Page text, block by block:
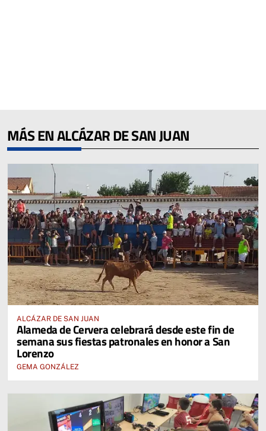
MÁS EN ALCÁZAR DE SAN JUAN
ALCÁZAR DE SAN JUAN
Alameda de Cervera celebrará desde este fin de
semana sus fiestas patronales en honor a San
Lorenzo
GEMA GONZÁLEZ